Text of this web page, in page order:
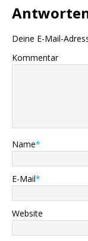
Deine E-Mail-
Kommentar
Name*
E-Mail*
Website